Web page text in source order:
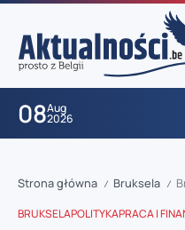
08Aug
2026
Strona główna / Bruksela /
BRUKSELAPOLITYKAPRACA I